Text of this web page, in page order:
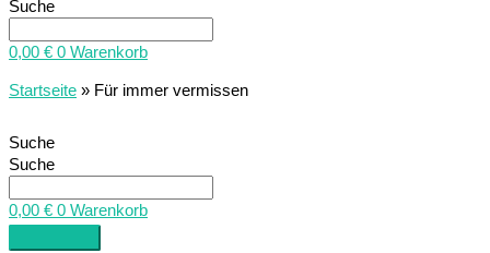
Suche
0,00 € 0 Warenkorb
Startseite » Für immer vermissen
Suche
Suche
0,00 € 0 Warenkorb